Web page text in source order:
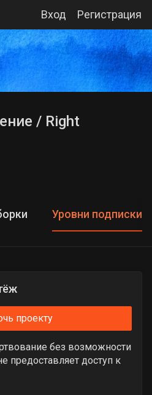
Вход Регистрация
/ Right
Уровни подписки
проекту
без возможности
предоставляет доступ к